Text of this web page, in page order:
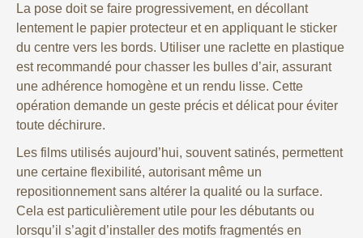
La pose doit se faire progressivement, en décollant
lentement le papier protecteur et en appliquant le sticker
du centre vers les bords. Utiliser une raclette en plastique
est recommandé pour chasser les bulles d’air, assurant
une adhérence homogène et un rendu lisse. Cette
opération demande un geste précis et délicat pour éviter
toute déchirure.
Les films utilisés aujourd’hui, souvent satinés, permettent
une certaine flexibilité, autorisant même un
repositionnement sans altérer la qualité ou la surface.
Cela est particulièrement utile pour les débutants ou
lorsqu’il s’agit d’installer des motifs fragmentés en